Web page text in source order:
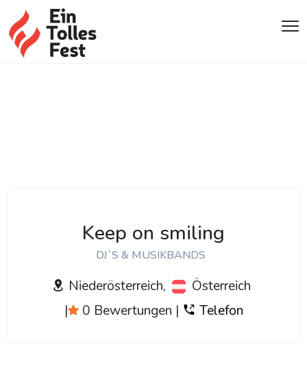
Keep on smiling
DJ´S & MUSIKBANDS
Niederösterreich,
Österreich
|
0 Bewertungen | Telefon